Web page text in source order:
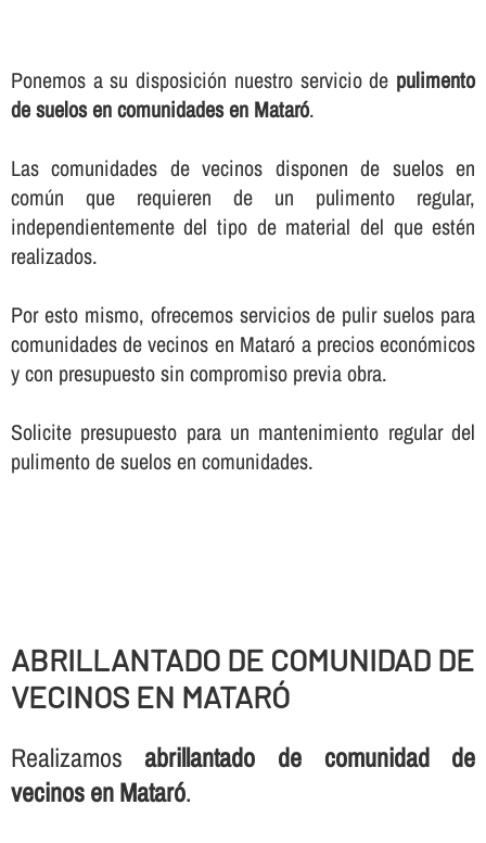
Ponemos a su disposición nuestro servicio de pulimento
de suelos en comunidades en Mataró.
Las comunidades de vecinos disponen de suelos en
común que requieren de un pulimento regular,
independientemente del tipo de material del que estén
realizados.
Por esto mismo, ofrecemos servicios de pulir suelos para
comunidades de vecinos en Mataró a precios económicos
y con presupuesto sin compromiso previa obra.
Solicite presupuesto para un mantenimiento regular del
pulimento de suelos en comunidades.
ABRILLANTADO DE COMUNIDAD DE
VECINOS EN MATARÓ
Realizamosabrillantado de comunidad de
vecinos en Mataró.